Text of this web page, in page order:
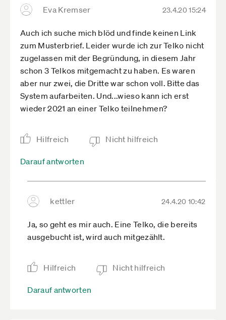
Eva Kremser 23.4.20 15:24
Auch ich suche mich blöd und finde keinen Link
zum Musterbrief. Leider wurde ich zur Telko nicht
zugelassen mit der Begründung, in diesem Jahr
schon 3 Telkos mitgemacht zu haben. Es waren
aber nur zwei, die Dritte war schon voll. Bitte das
System aufarbeiten. Und...wieso kann ich erst
wieder 2021 an einer Telko teilnehmen?
Hilfreich Nicht hilfreich
Darauf antworten
kettler 24.4.20 10:42
Ja, so geht es mir auch. Eine Telko, die bereits
ausgebucht ist, wird auch mitgezählt.
Hilfreich Nicht hilfreich
Darauf antworten